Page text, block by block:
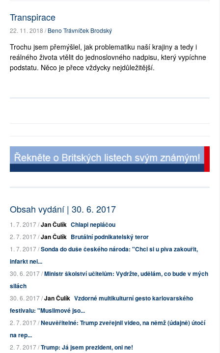
Transpirace
22. 11. 2018 /Beno Trávníček Brodský
Trochu jsem přemýšlel, jak problematiku naší krajiny a tedy i
reálného života vtělit do jednoslovného nadpisu, který vypíchne
podstatu. Něco je přece vždycky nejdůležitější.
Obsah vydání | 30. 6. 2017
1. 7. 2017 /Jan Čulík Chlapi nepláčou
2. 7. 2017 /Jan Čulík Brutální podnikatelský teror
1. 7. 2017 /Sonda do duše českého národa: "Chci si u piva zakouřit,
infarkt nei...
30. 6. 2017 /Ministr školství učitelům: Vydržte, udělám, co bude v mých
silách
30. 6. 2017 /Jan Čulík Vzdorné multikulturní gesto karlovarského
festivalu: "Muslimové jso...
2. 7. 2017 /Neuvěřitelné: Trump zveřejnil video, na němž (údajně) útočí
na rep...
2. 7. 2017 /Trump: Já jsem prezident, oni ne!